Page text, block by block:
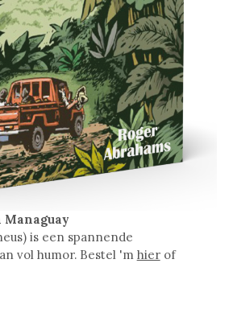
Managuay
is een spannende
vol humor. Bestel 'm hierof